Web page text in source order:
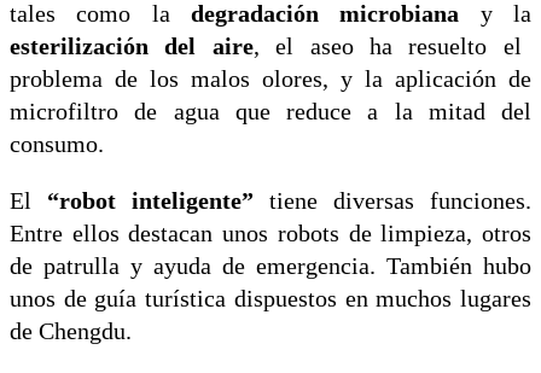
tales como la degradación microbiana y la
esterilización del aire, el aseo ha resuelto el
problema de los malos olores, y la aplicación de
microfiltro de agua que reduce a la mitad del
consumo.
El “robot inteligente” tiene diversas funciones.
Entre ellos destacan unos robots de limpieza, otros
de patrulla y ayuda de emergencia. También hubo
unos de guía turística dispuestos en muchos lugares
de Chengdu.